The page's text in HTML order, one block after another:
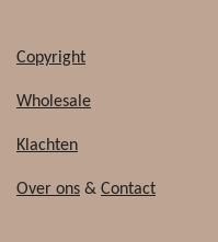
Copyright
Wholesale
Klachten
Over ons & Contact